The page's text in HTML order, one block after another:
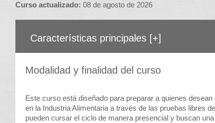
Curso actualizado: 08 de agosto de 2026
Características principales [+]
Modalidad y finalidad del curso
Este curso está diseñado para preparar a quienes
en la Industria Alimentaria a través de las pruebas libres
pueden cursar el ciclo de manera presencial y buscan